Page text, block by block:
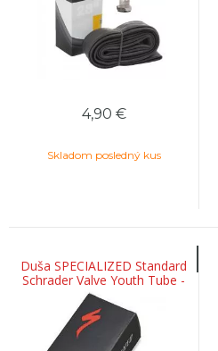
4,90 €
Skladom posledný kus
Duša SPECIALIZED Standard
Schrader Valve Youth Tube -
12x1,5 - 2,3 Angled Valve